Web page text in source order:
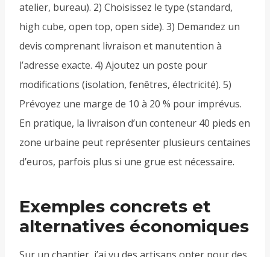
atelier, bureau). 2) Choisissez le type (standard,
high cube, open top, open side). 3) Demandez un
devis comprenant livraison et manutention à
l’adresse exacte. 4) Ajoutez un poste pour
modifications (isolation, fenêtres, électricité). 5)
Prévoyez une marge de 10 à 20 % pour imprévus.
En pratique, la livraison d’un conteneur 40 pieds en
zone urbaine peut représenter plusieurs centaines
d’euros, parfois plus si une grue est nécessaire.
Exemples concrets et
alternatives économiques